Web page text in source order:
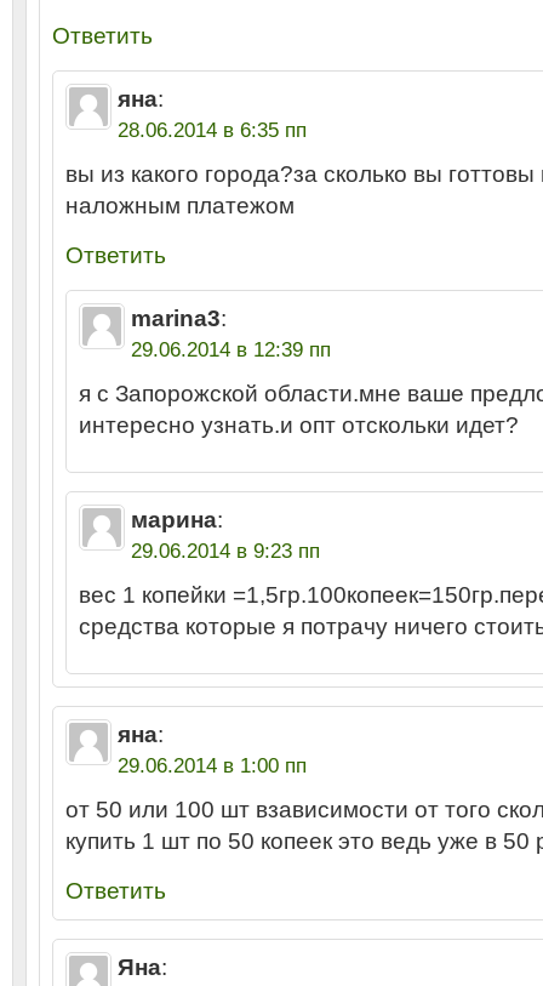
Ответить
яна:
28.06.2014 в 6:35 пп
вы из какого города?за сколько вы
наложным платежом
Ответить
marina3:
29.06.2014 в 12:39 пп
я с Запорожской области.мне ваше
интересно узнать.и опт отскольки идет?
марина:
29.06.2014 в 9:23 пп
вес 1 копейки
средства которые я потрачу ничего
яна:
29.06.2014 в 1:00 пп
от 50 или 100 шт взависимости от того
купить 1 шт по 50 копеек это ведь уже в
Ответить
Яна: